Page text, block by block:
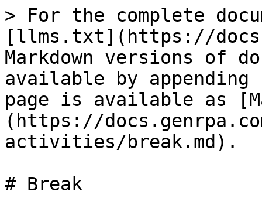
> For the complete
[llms.txt](https://
Markdown versions of
available by
page is available as
(https://
activities/break.md).
# Break